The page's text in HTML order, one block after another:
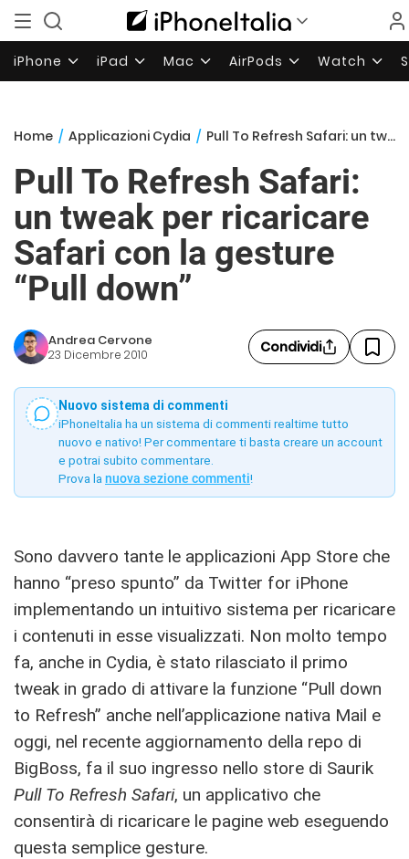
iPhone iPad Mac AirPods Watch
Home / Applicazioni Cydia / Pull To Refresh Safari: un tweak per ricaricare Safari con la gesture “Pull down”
Pull To Refresh Safari:
un tweak per ricaricare
Safari con la gesture
“Pull down”
Andrea Cervone
23 Dicembre 2010 Condividi
Nuovo sistema di commenti
iPhoneItalia ha un sistema di commenti realtime tutto
nuovo e nativo! Per commentare ti basta creare un account
e potrai subito commentare.
Prova la nuova sezione commenti!
Sono davvero tante le applicazioni App Store che
hanno “preso spunto” da Twitter for iPhone
implementando un intuitivo sistema per ricaricare
i contenuti in esse visualizzati. Non molto tempo
fa, anche in Cydia, è stato rilasciato il primo
tweak in grado di attivare la funzione “Pull down
to Refresh” anche nell’applicazione nativa Mail e
oggi, nel recente aggiornamento della repo di
BigBoss, fa il suo ingresso nello store di Saurik
Pull To Refresh Safari, un applicativo che
consentirà di ricaricare le pagine web eseguendo
questa semplice gesture.